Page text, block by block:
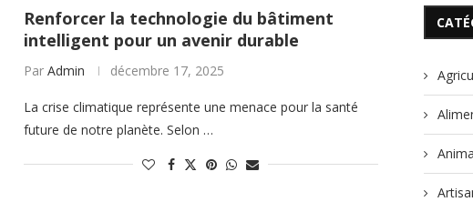
Renforcer la technologie du bâtiment
intelligent pour un avenir durable
Par Admin décembre 17, 2025
La crise climatique représente une menace pour la santé
future de notre planète. Selon …